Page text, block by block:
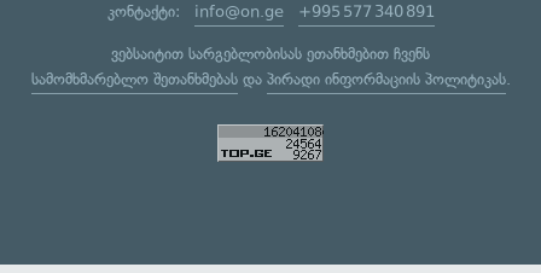
კონტაქტი: info@on.ge +995 577 340 891
ვებსაიტით სარგებლობისას ეთანხმებით ჩვენს
სამომხმარებლო შეთანხმებასდა პირადი ინფორმაციის პოლიტიკას.